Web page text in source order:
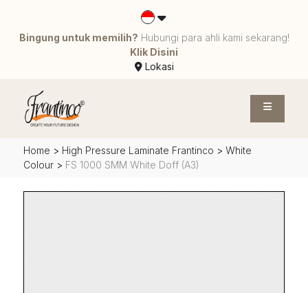
Bingung untuk memilih? Hubungi para ahli kami sekarang!
Klik Disini
Lokasi
Home > High Pressure Laminate Frantinco >White
Colour > FS 1000 SMM White Doff (A3)